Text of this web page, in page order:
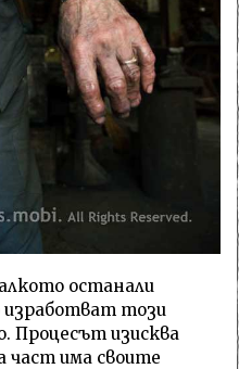
останали
изработват този
Процесът изисква
част има своите